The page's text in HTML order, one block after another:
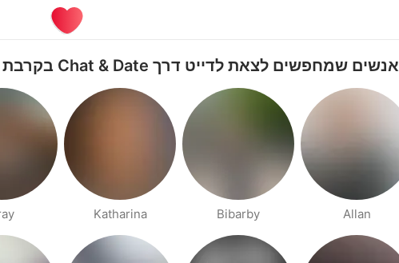
אנשים שמחפשים לצאת לדייט דרך Chat & Date בקרבת Wien
Allan
Bibarby
Katharina